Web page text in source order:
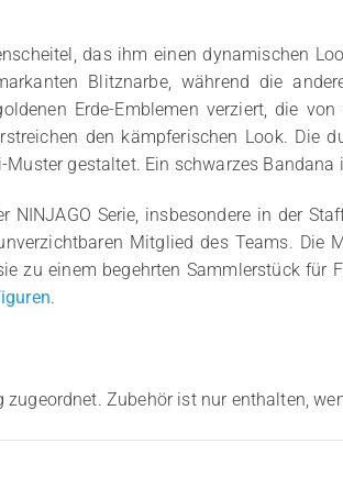
das ihm einen dynamischen
Blitznarbe, während die
Erde-Emblemen verziert, die
den kämpferischen Look. Die
gestaltet. Ein schwarzes
Serie, insbesondere in der
Mitglied des Teams. Die
zu einem begehrten Sammlerstück für
.
Zubehör ist nur enthalten,